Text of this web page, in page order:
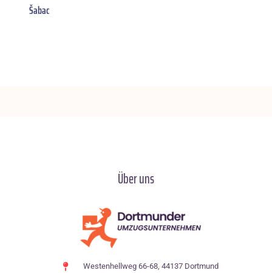
Šabac
Über uns
Westenhellweg 66-68, 44137 Dortmund